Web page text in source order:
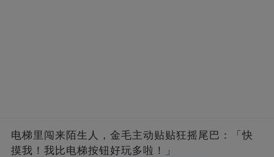
电梯里闯来陌生人，金毛主动贴贴狂摇尾巴：「快
摸我！我比电梯按钮好玩多啦！」